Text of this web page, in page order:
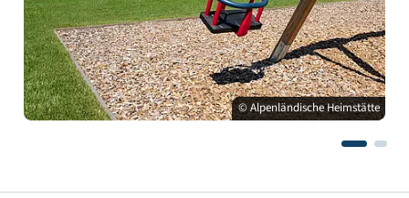
© Alpenländische Heimstätte